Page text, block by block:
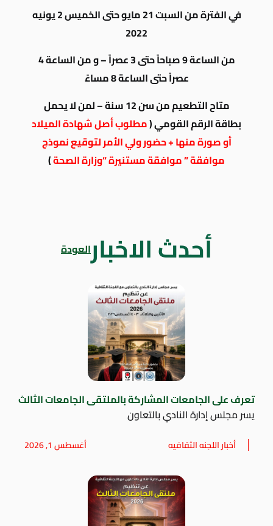
في الفترة من السبت 21 مايو حتى الخميس 2 يونيه
2022
من الساعة 9 صباحاً حتى 3 عصراً – و من الساعة 4
عصراً حتى الساعة 8 مساءً
متاح التطعيم من سن 12 سنة – لمن لا يحمل
بطاقة الرقم القومي (مطلوب أصل شهادة الميلاد
أو صورة منها + حضور ولي الأمر لتوقيع نموذج
موافقة ” موافقة مستنيرة “وزارة الصحة)
أحدث الاخبارالعودة
تعرف على الجامعات المشاركة بالملتقى الجامعات الثالث
يسر مجلس إدارة النادي بالتعاون
أخبار اللجنه الثقافيه أغسطس 1, 2026